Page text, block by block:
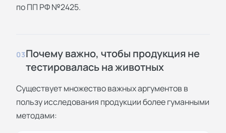
по ПП РФ №2425.
03Почему важно, чтобы продукция не
тестировалась на животных
Существует множество важных аргументов в
пользу исследования продукции более гуманными
методами: